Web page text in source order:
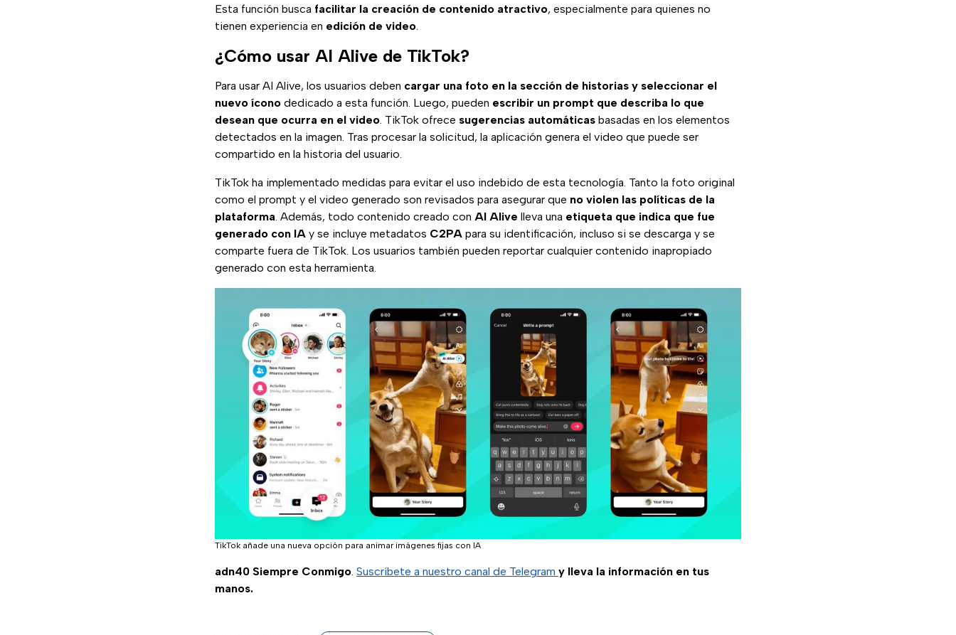
Esta función busca facilitar la creación de contenido atractivo, especialmente para quienes no
tienen experiencia en edición de video.
¿Cómo usar AI Alive de TikTok?
Para usar AI Alive, los usuarios deben cargar una foto en la sección de historias y seleccionar el
nuevo ícono dedicado a esta función. Luego, pueden escribir un prompt que describa lo que
desean que ocurra en el video. TikTok ofrece sugerencias automáticas basadas en los elementos
detectados en la imagen. Tras procesar la solicitud, la aplicación genera el video que puede ser
compartido en la historia del usuario.
TikTok ha implementado medidas para evitar el uso indebido de esta tecnología. Tanto la foto original
como el prompt y el video generado son revisados para asegurar que no violen las políticas de la
plataforma. Además, todo contenido creado con AI Alive lleva una etiqueta que indica que fue
generado con IA y se incluye metadatos C2PA para su identificación, incluso si se descarga y se
comparte fuera de TikTok. Los usuarios también pueden reportar cualquier contenido inapropiado
generado con esta herramienta.
TikTok añade una nueva opción para animar imágenes fijas con IA
adn40 Siempre Conmigo Suscríbete a nuestro canal de Telegram y lleva la información en tus
manos.